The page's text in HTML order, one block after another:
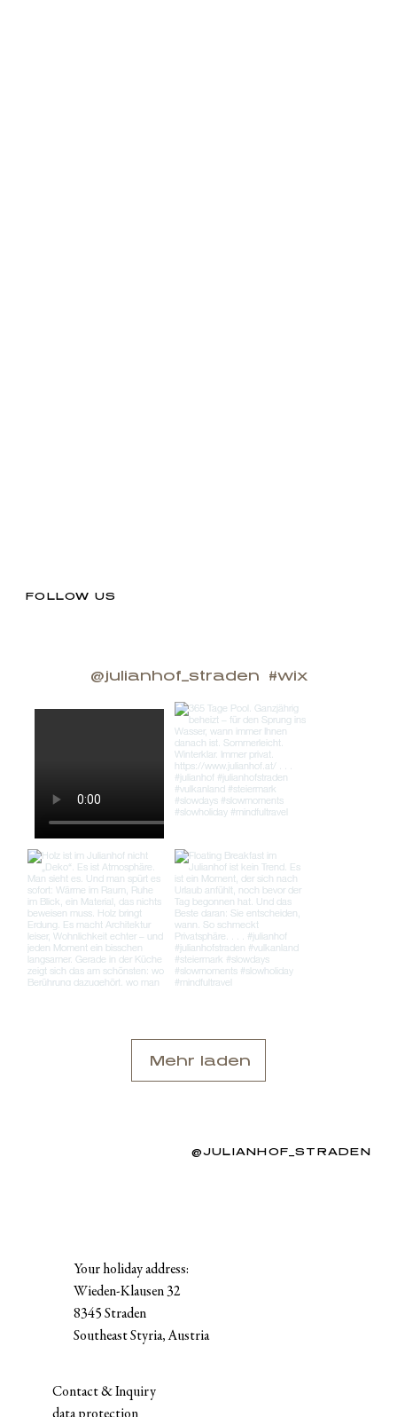
FOLLOW US
@JULIANHOF_STRADEN
#wix
@julianhof_straden
Mehr laden
Your holiday address:
Wieden-Klausen 32
8345 Straden
Southeast Styria, Austria
Contact & Inquiry